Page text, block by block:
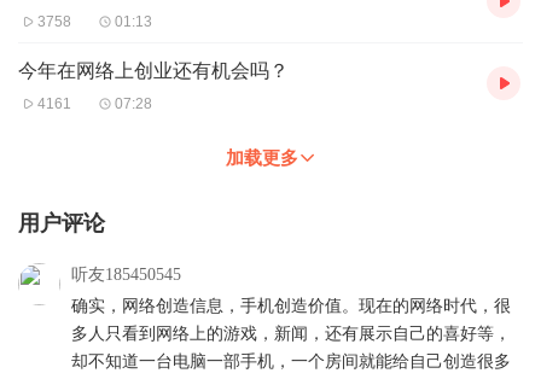
3758 01:13
今年在网络上创业还有机会吗？
4161 07:28
加载更多
用户评论
听友185450545
确实，网络创造信息，手机创造价值。现在的网络时代，很
多人只看到网络上的游戏，新闻，还有展示自己的喜好等，
却不知道一台电脑一部手机，一个房间就能给自己创造很多